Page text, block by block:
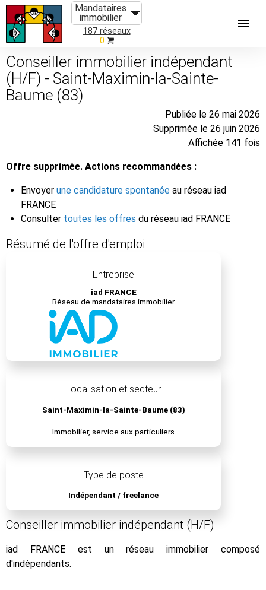
Mandataires
immobilier
187 réseaux
0
Conseiller immobilier indépendant
(H/F) - Saint-Maximin-la-Sainte-
Baume (83)
Publiée le 26 mai 2026
Supprimée le 26 juin 2026
Affichée 141 fois
Offre supprimée. Actions recommandées :
Envoyer une candidature spontanée au réseau iad
FRANCE
Consulter toutes les offres du réseau iad FRANCE
Résumé de l'offre d'emploi
Entreprise
iad FRANCE
Réseau de mandataires immobilier
Localisation et secteur
Saint-Maximin-la-Sainte-Baume (83)
Immobilier, service aux particuliers
Type de poste
Indépendant / freelance
Conseiller immobilier indépendant (H/F)
iad FRANCE est un réseau immobilier composé
d'indépendants.